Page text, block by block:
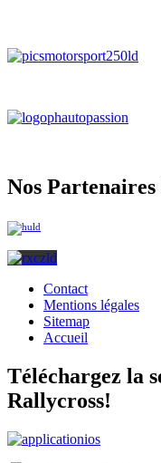
Nos
Contact
Mentions légales
Sitemap
Accueil
Téléchargez la
Rallycross!